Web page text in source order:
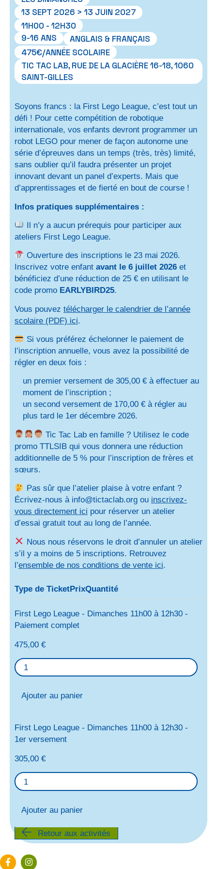
Soyons francs : la First Lego League, c’est tout un
défi ! Pour cette compétition de robotique
internationale, vos enfants devront programmer un
robot LEGO pour mener de façon autonome une
série d’épreuves dans un temps (très, très) limité,
sans oublier qu’il faudra présenter un projet
innovant devant un panel d’experts. Mais que
d’apprentissages et de fierté en bout de course !
Infos pratiques supplémentaires :
Il n’y a aucun prérequis pour participer aux
ateliers First Lego League.
Ouverture des inscriptions le 23 mai 2026.
Inscrivez votre enfant avant le 6 juillet 2026 et
bénéficiez d’une réduction de 25 € en utilisant le
code promo EARLYBIRD25.
Vous pouvez télécharger le calendrier de l’année
scolaire (PDF) ici.
Si vous préférez échelonner le paiement de
l’inscription annuelle, vous avez la possibilité de
régler en deux fois :
un premier versement de 305,00 € à effectuer au
moment de l’inscription ;
un second versement de 170,00 € à régler au
plus tard le 1er décembre 2026.
Tic Tac Lab en famille ? Utilisez le code
promo TTLSIB qui vous donnera une réduction
additionnelle de 5 % pour l’inscription de frères et
sœurs.
Pas sûr que l’atelier plaise à votre enfant ?
Écrivez-nous à info@tictaclab.org ou inscrivez-
vous directement ici pour réserver un atelier
d’essai gratuit tout au long de l’année.
Nous nous réservons le droit d’annuler un atelier
s’il y a moins de 5 inscriptions. Retrouvez
l’ensemble de nos conditions de vente ici.
13 SEPT 2026 > 13 JUIN 2027
11H00 - 12H30
9-16 ANS
ANGLAIS & FRANÇAIS
475€/ANNÉE SCOLAIRE
TIC TAC LAB, RUE DE LA GLACIÈRE 16-18, 1060
SAINT-GILLES
Type de TicketPrixQuantité
First Lego League - Dimanches 11h00 à 12h30 -
Paiement complet
475,00 €
Ajouter au panier
First Lego League - Dimanches 11h00 à 12h30 -
1er versement
305,00 €
Ajouter au panier
Retour aux activités
Page Facebook du Tic Tac Lab
Page Instagram du Tic Tac Lab